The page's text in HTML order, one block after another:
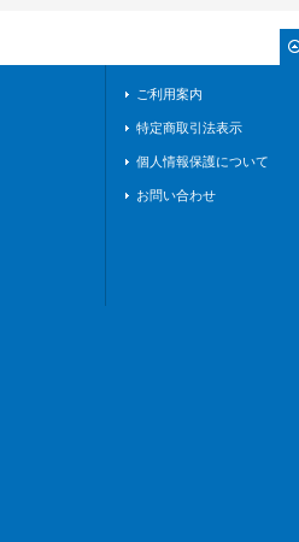
ご利用案内
特定商取引法表示
個人情報保護について
お問い合わせ